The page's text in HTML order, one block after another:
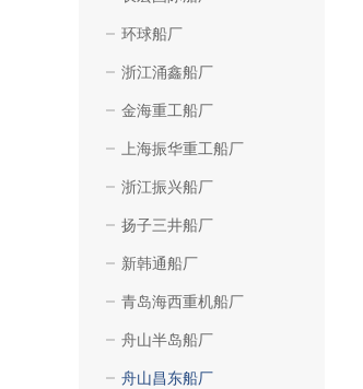
环球船厂
浙江涌鑫船厂
金海重工船厂
上海振华重工船厂
浙江振兴船厂
扬子三井船厂
新韩通船厂
青岛海西重机船厂
舟山半岛船厂
舟山昌东船厂